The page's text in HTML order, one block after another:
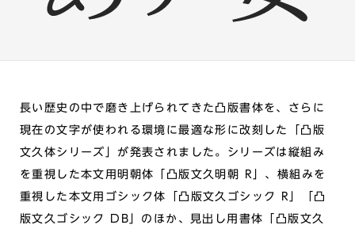
長い歴史の中で磨き上げられてきた凸版書体を、さらに
現在の文字が使われる環境に最適な形に改刻した「凸版
文久体シリーズ」が発表されました。シリーズは縦組み
を重視した本文用明朝体「凸版文久明朝 R」、横組みを
重視した本文用ゴシック体「凸版文久ゴシック R」「凸
版文久ゴシック DB」のほか、見出し用書体「凸版文久